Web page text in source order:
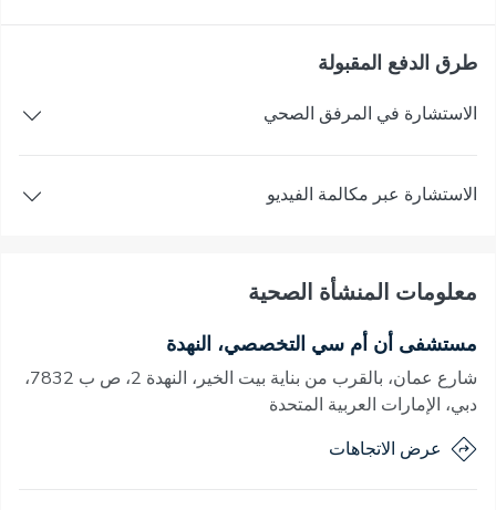
طرق الدفع المقبولة
الاستشارة في المرفق الصحي
الاستشارة عبر مكالمة الفيديو
معلومات المنشأة الصحية
مستشفى أن أم سي التخصصي، النهدة
شارع عمان، بالقرب من بناية بيت الخير، النهدة 2، ص ب 7832،
دبي، الإمارات العربية المتحدة
عرض الاتجاهات